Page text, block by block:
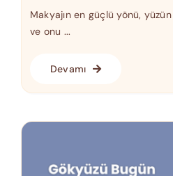
Makyajın en güçlü yönü,
ve onu ...
Devamı